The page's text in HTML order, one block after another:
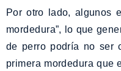
Por otro lado, algunos
mordedura”, lo que
de perro podría no ser
primera mordedura que